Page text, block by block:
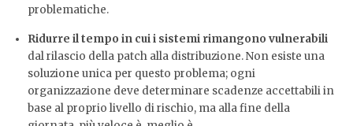
problematiche.
Ridurre il tempo in cui i sistemi rimangono vulnerabili
dal rilascio della patch alla distribuzione. Non esiste una
soluzione unica per questo problema; ogni
organizzazione deve determinare scadenze accettabili in
base al proprio livello di rischio, ma alla fine della